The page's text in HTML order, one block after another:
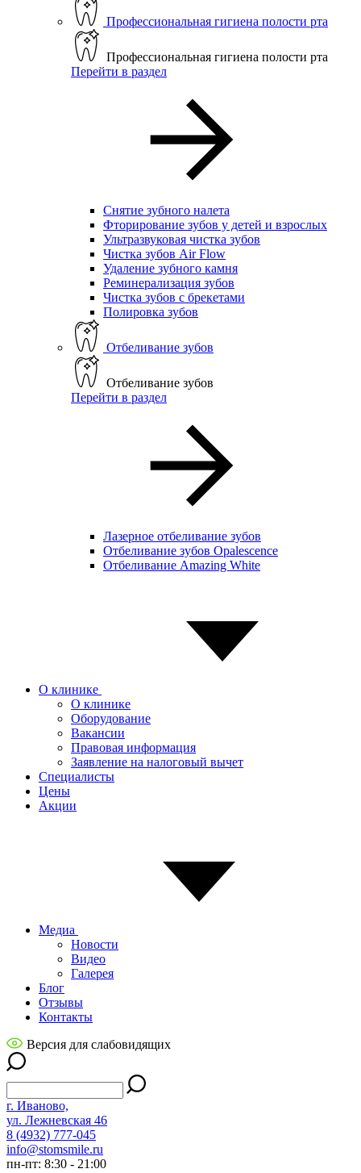
Профессиональная гигиена полости рта
Профессиональная гигиена полости рта
Перейти в раздел
Снятие зубного налета
Фторирование зубов у детей и взрослых
Ультразвуковая чистка зубов
Чистка зубов Air Flow
Удаление зубного камня
Реминерализация зубов
Чистка зубов с брекетами
Полировка зубов
Отбеливание зубов
Отбеливание зубов
Перейти в раздел
Лазерное отбеливание зубов
Отбеливание зубов Opalescence
Отбеливание Amazing White
О клинике
О клинике
Оборудование
Вакансии
Правовая информация
Заявление на налоговый вычет
Специалисты
Цены
Акции
Медиа
Новости
Видео
Галерея
Блог
Отзывы
Контакты
Версия для слабовидящих
г. Иваново,
ул. Лежневская 46
8 (4932) 777-045
info@stomsmile.ru
пн-пт: 8:30 - 21:00